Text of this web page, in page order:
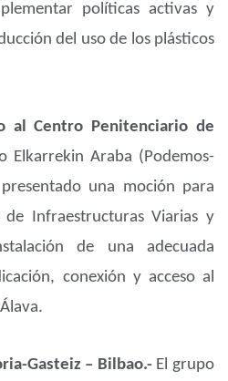
políticas activas y
del uso de los plásticos
al Centro Penitenciario de
Elkarrekin Araba (Podemos-
una moción para
Infraestructuras Viarias y
de una adecuada
conexión y acceso al
Gasteiz – Bilbao.- El grupo